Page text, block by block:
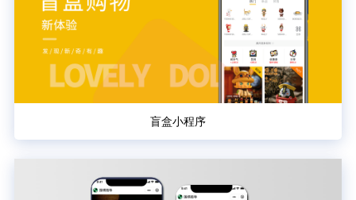
盲盒小程序